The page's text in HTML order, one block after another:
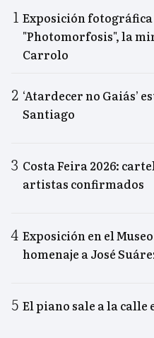
Exposición fotográfica
"Photomorfosis", la
Carrolo
‘Atardecer no Gaiás’
Santiago
Costa Feira 2026:
artistas confirmados
Exposición en el
homenaje a José
El piano sale a la calle